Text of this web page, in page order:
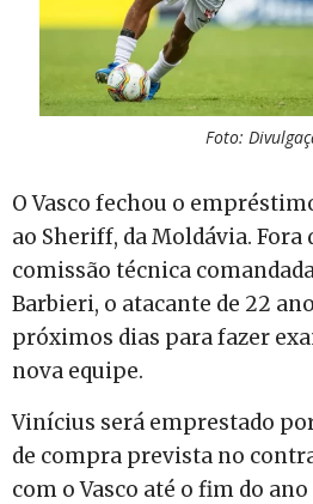
Foto:
O Vasco fechou o
ao Sheriff, da Moldávia. Fora
comissão técnica
Barbieri, o atacante de 22
próximos dias para fazer
nova equipe.
Vinícius será emprestado
de compra prevista no
com o Vasco até o fim do ano